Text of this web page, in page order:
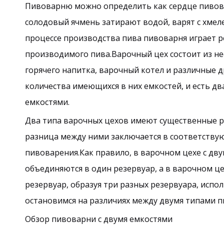
Пивоварню можно определить как сердце
солодовый ячмень затирают водой, варят с
процессе производства пива пивоварня
производимого пива.Варочный цех состоит из
горячего напитка, варочный котел и различные
количества имеющихся в них емкостей, и есть
емкостями.
Два типа варочных цехов имеют существенные
разница между ними заключается в
пивоварения.Как правило, в варочном цехе с
объединяются в один резервуар, а в варочном
резервуар, образуя три разных резервуара,
остановимся на различиях между двумя типами
Обзор пивоварни с двумя емкостями